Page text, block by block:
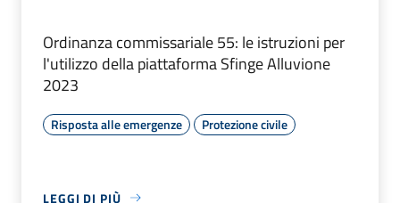
Ordinanza commissariale 55: le istruzioni per
l'utilizzo della piattaforma Sfinge Alluvione
2023
Risposta alle emergenze Protezione civile
LEGGI DI PIÙ